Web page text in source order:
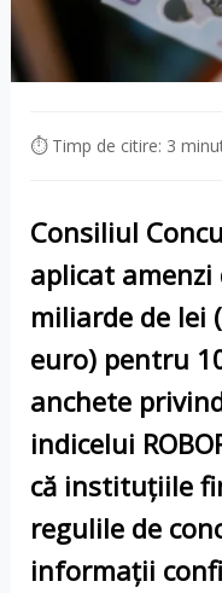
⏱ Timp de citire: 3
Consiliul
aplicat
miliarde de lei
euro) pentru
anchete
indicelui
că instituțiile
regulile de
informații